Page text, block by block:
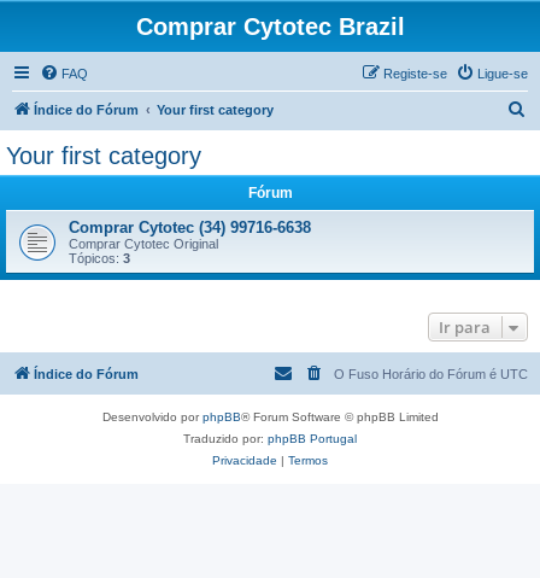
Comprar Cytotec Brazil
FAQ Ligue-se
Registe-se
Índice do Fórum Your first category
s
r
Your first category
Fórum
Comprar Cytotec (34) 99716-6638
Comprar Cytotec Original
Tópicos: 3
Ir para
Índice do Fórum O Fuso Horário do Fórum é UTC
Desenvolvido porphpBB® Forum Software © phpBB Limited
Traduzido por: phpBB Portugal
Privacidade | Termos